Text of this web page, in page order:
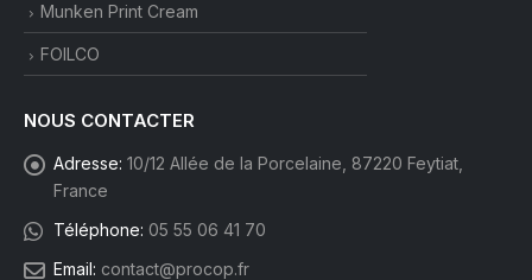
Munken Print Cream
FOILCO
NOUS CONTACTER
Adresse: 10/12 Allée de la Porcelaine, 87220 Feytiat,
France
Téléphone: 05 55 06 41 70
Email: contact@procop.fr